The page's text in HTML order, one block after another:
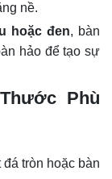
nề.
hoặc đen, bàn
hảo để tạo sự
Phù
tròn hoặc bàn